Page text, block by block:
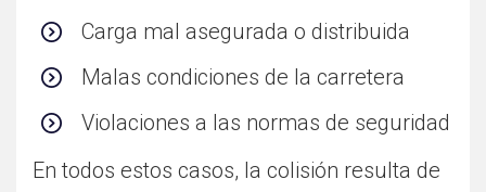
Carga mal asegurada o distribuida
Malas condiciones de la carretera
Violaciones a las normas de seguridad
En todos estos casos, la colisión resulta de